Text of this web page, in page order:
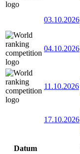
03.10.2026
04.10.2026
11.10.2026
17.10.2026
Datum